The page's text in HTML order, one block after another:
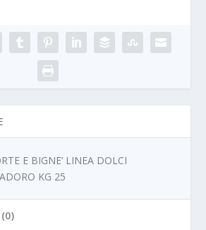
E BIGNE’ LINEA DOLCI
KG 25